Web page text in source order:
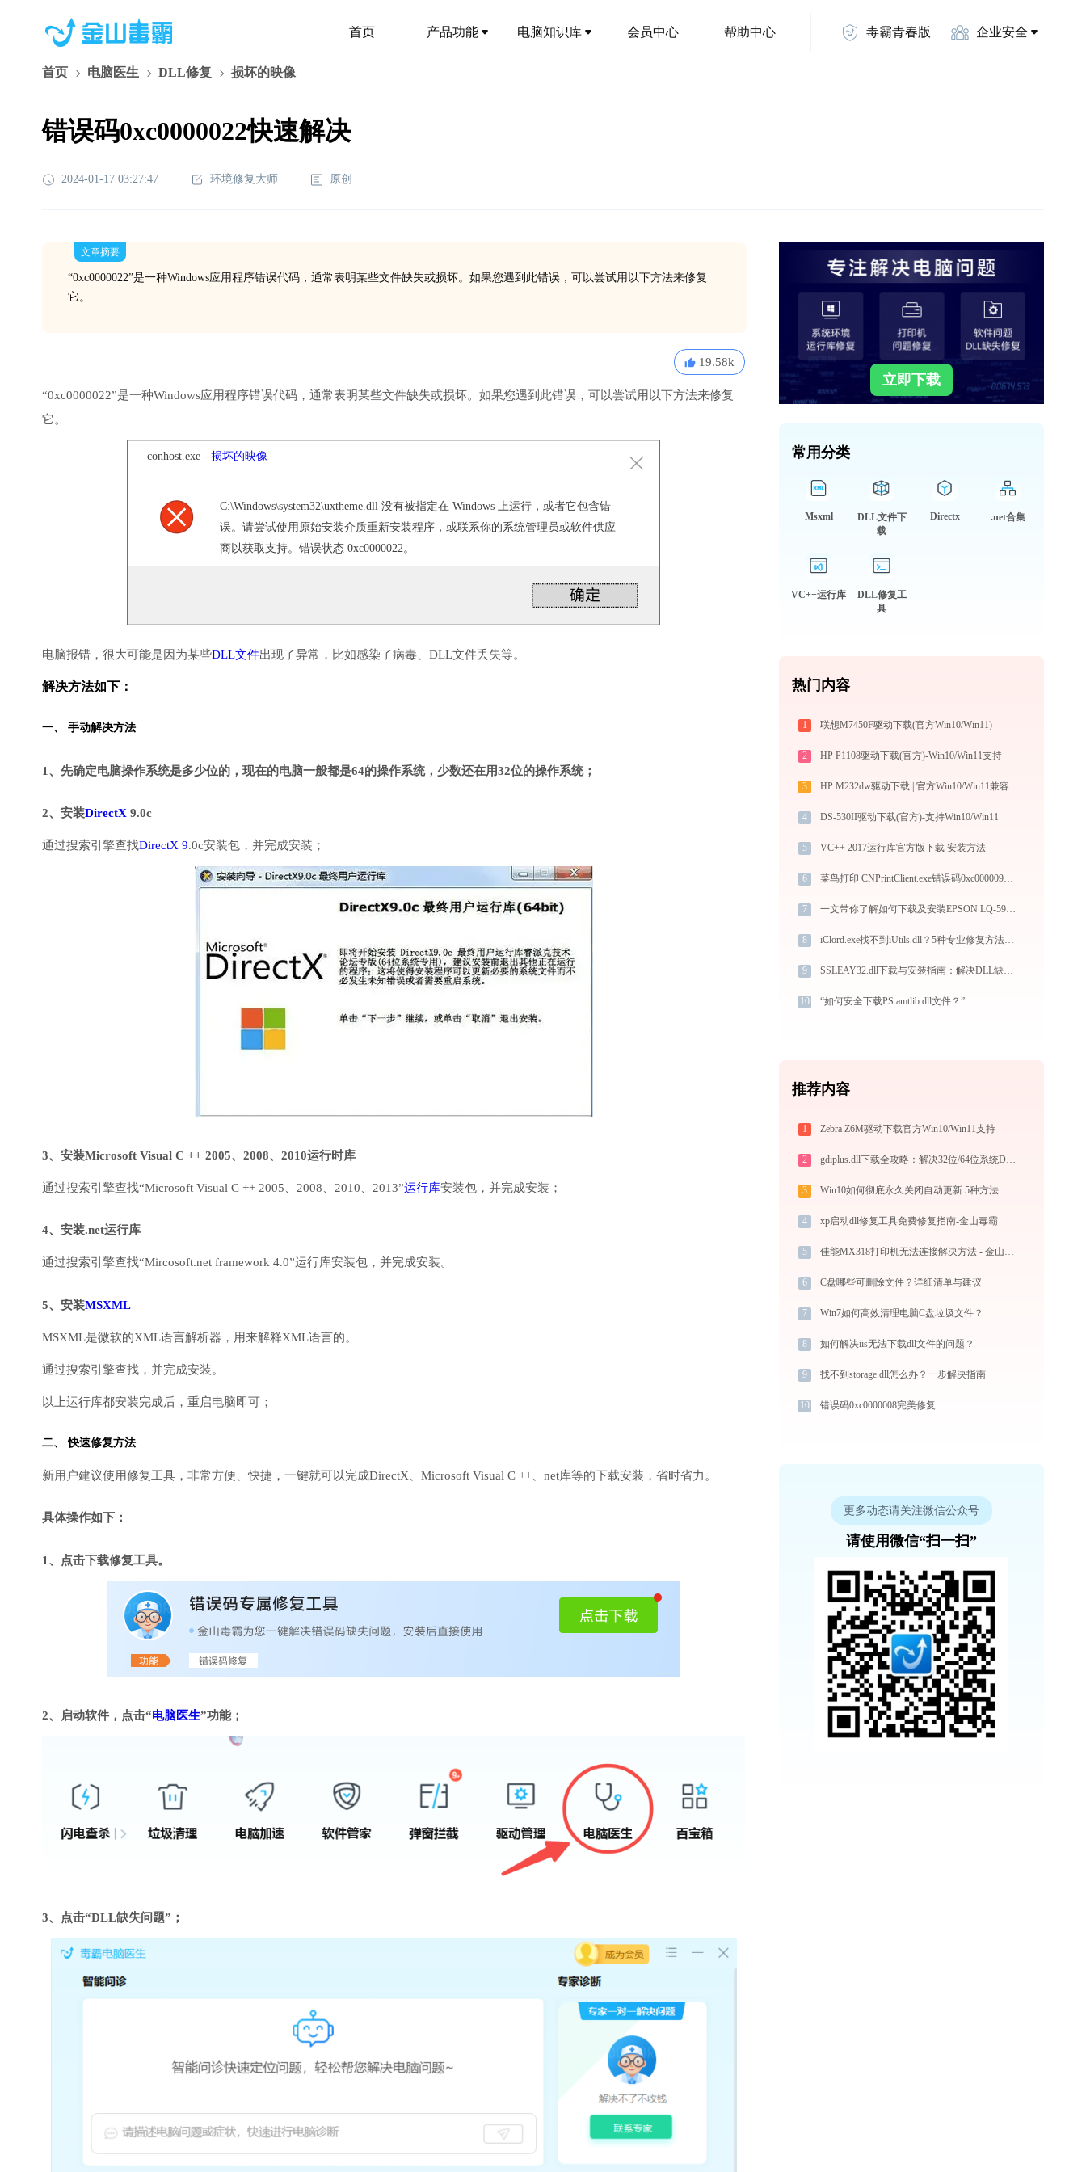
首页 产品功能 电脑知识库 会员中心 帮助中心 毒霸青春版 企业安全
首页 电脑医生 DLL修复 损坏的映像
错误码0xc0000022快速解决
2024-01-17 03:27:47 环境修复大师 原创
文章摘要
“0xc0000022”是一种Windows应用程序错误代码，通常表明某些文件缺失或损坏。如果您遇到此错误，可以尝试用以下方法来修复
它。
19.58k
“0xc0000022”是一种Windows应用程序错误代码，通常表明某些文件缺失或损坏。如果您遇到此错误，可以尝试用以下方法来修复
它。
conhost.exe - 损坏的映像
C:\Windows\system32\uxtheme.dll 没有被指定在 Windows 上运行，或者它包含错
误。请尝试使用原始安装介质重新安装程序，或联系你的系统管理员或软件供应
商以获取支持。错误状态 0xc0000022。
电脑报错，很大可能是因为某些DLL文件出现了异常，比如感染了病毒、DLL文件丢失等。
解决方法如下：
一、 手动解决方法
1、先确定电脑操作系统是多少位的，现在的电脑一般都是64的操作系统，少数还在用32位的操作系统；
2、安装DirectX 9.0c
通过搜索引擎查找DirectX 9.0c安装包，并完成安装；
3、安装Microsoft Visual C ++ 2005、2008、2010运行时库
通过搜索引擎查找“Microsoft Visual C ++ 2005、2008、2010、2013”运行库安装包，并完成安装；
4、安装.net运行库
通过搜索引擎查找“Mircosoft.net framework 4.0”运行库安装包，并完成安装。
5、安装MSXML
MSXML是微软的XML语言解析器，用来解释XML语言的。
通过搜索引擎查找，并完成安装。
以上运行库都安装完成后，重启电脑即可；
二、 快速修复方法
新用户建议使用修复工具，非常方便、快捷，一键就可以完成DirectX、Microsoft Visual C ++、net库等的下载安装，省时省力。
具体操作如下：
1、点击下载修复工具。
2、启动软件，点击“电脑医生”功能；
3、点击“DLL缺失问题”；
立即下载
常用分类
Msxml
DLL文件下
载
Directx .net合集
VC++运行库
DLL修复工
具
热门内容
1 联想M7450F驱动下载(官方Win10/Win11)
2 HP P1108驱动下载(官方)-Win10/Win11支持
3 HP M232dw驱动下载 | 官方Win10/Win11兼容
4 DS-530II驱动下载(官方)-支持Win10/Win11
5 VC++ 2017运行库官方版下载 安装方法
6 菜鸟打印 CNPrintClient.exe错误码0xc0000096处理办法
7 一文带你了解如何下载及安装EPSON LQ-590K ESC/P 2打印机驱动
8 iClord.exe找不到iUtils.dll？5种专业修复方法详解
9 SSLEAY32.dll下载与安装指南：解决DLL缺失问题的完整方案
10 “如何安全下载PS amtlib.dll文件？”
推荐内容
1 Zebra Z6M驱动下载官方Win10/Win11支持
2 gdiplus.dll下载全攻略：解决32位/64位系统DLL缺失问题，官方免费安全修复
3 Win10如何彻底永久关闭自动更新 5种方法教你永久关闭win10自动更新
4 xp启动dll修复工具免费修复指南-金山毒霸
5 佳能MX318打印机无法连接解决方法 - 金山毒霸
6 C盘哪些可删除文件？详细清单与建议
7 Win7如何高效清理电脑C盘垃圾文件？
8 如何解决iis无法下载dll文件的问题？
9 找不到storage.dll怎么办？一步解决指南
10 错误码0xc0000008完美修复
更多动态请关注微信公众号
请使用微信“扫一扫”